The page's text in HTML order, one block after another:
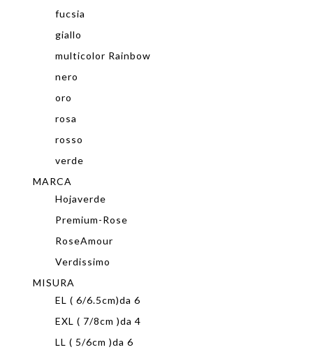
fucsia
giallo
multicolor Rainbow
nero
oro
rosa
rosso
verde
MARCA
Hojaverde
Premium-Rose
RoseAmour
Verdissimo
MISURA
EL ( 6/6.5cm)da 6
EXL ( 7/8cm )da 4
LL ( 5/6cm )da 6